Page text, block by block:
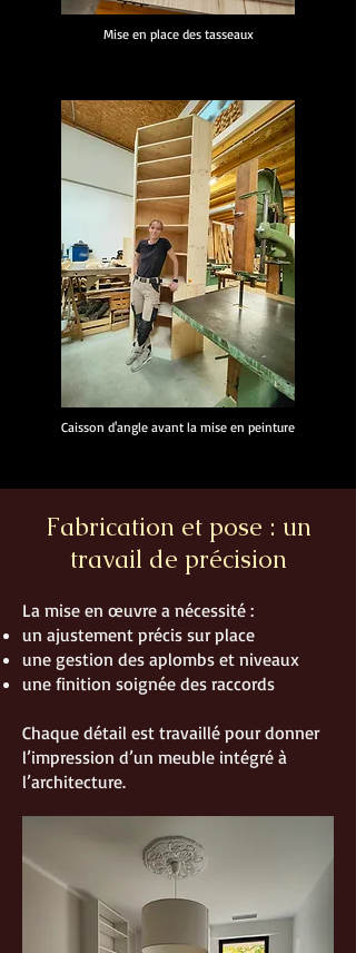
Mise en place des tasseaux
Caisson d'angle avant la mise en peinture
Fabrication et pose : un
travail de précision
La mise en œuvre a nécessité :
un ajustement précis sur place
une gestion des aplombs et niveaux
une finition soignée des raccords
Chaque détail est travaillé pour donner
l’impression d’un meuble intégré à
l’architecture.